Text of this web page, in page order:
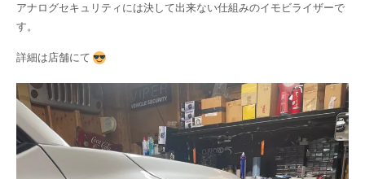
アナログセキュリティには決して出来ない仕組みのイモビライザーで
す。
詳細は店舗にて